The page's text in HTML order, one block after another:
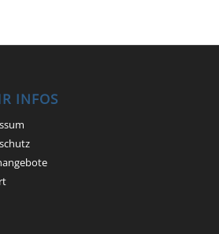
INFOS